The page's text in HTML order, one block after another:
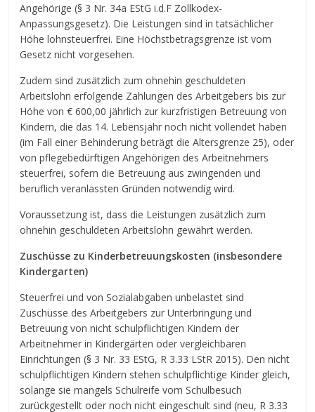
Angehörige (§ 3 Nr. 34a EStG i.d.F Zollkodex-
Anpassungsgesetz). Die Leistungen sind in tatsächlicher
Höhe lohnsteuerfrei. Eine Höchstbetragsgrenze ist vom
Gesetz nicht vorgesehen.
Zudem sind zusätzlich zum ohnehin geschuldeten
Arbeitslohn erfolgende Zahlungen des Arbeitgebers bis zur
Höhe von € 600,00 jährlich zur kurzfristigen Betreuung von
Kindern, die das 14. Lebensjahr noch nicht vollendet haben
(im Fall einer Behinderung beträgt die Altersgrenze 25), oder
von pflegebedürftigen Angehörigen des Arbeitnehmers
steuerfrei, sofern die Betreuung aus zwingenden und
beruflich veranlassten Gründen notwendig wird.
Voraussetzung ist, dass die Leistungen zusätzlich zum
ohnehin geschuldeten Arbeitslohn gewährt werden.
Zuschüsse zu Kinderbetreuungskosten (insbesondere
Kindergarten)
Steuerfrei und von Sozialabgaben unbelastet sind
Zuschüsse des Arbeitgebers zur Unterbringung und
Betreuung von nicht schulpflichtigen Kindern der
Arbeitnehmer in Kindergärten oder vergleichbaren
Einrichtungen (§ 3 Nr. 33 EStG, R 3.33 LStR 2015). Den nicht
schulpflichtigen Kindern stehen schulpflichtige Kinder gleich,
solange sie mangels Schulreife vom Schulbesuch
zurückgestellt oder noch nicht eingeschult sind (neu, R 3.33